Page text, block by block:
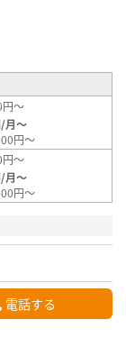
円～
月～
円～
円～
月～
円～
電話する